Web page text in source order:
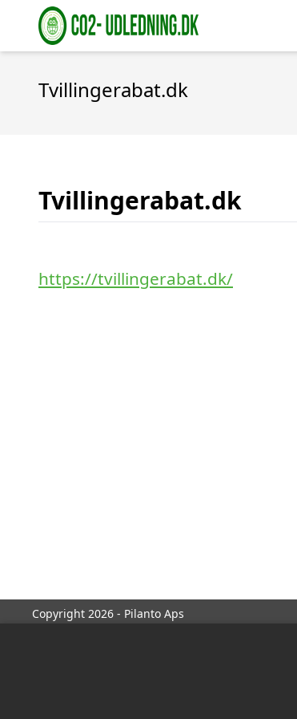
Tvillingerabat.dk
Tvillingerabat.dk
https://tvillingerabat.dk/
Copyright 2026 - Pilanto Aps